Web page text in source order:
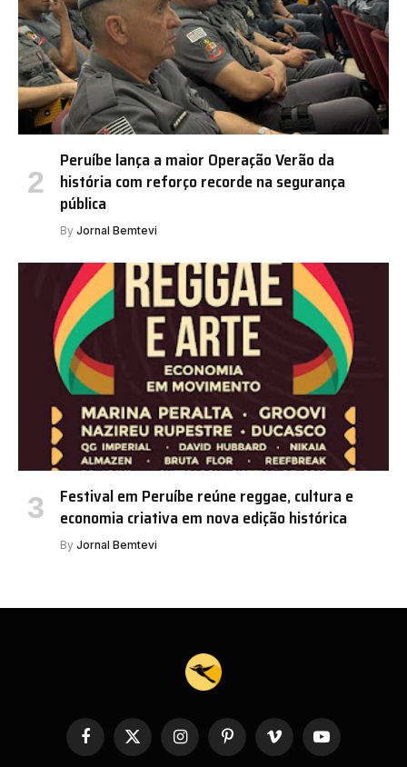
Peruíbe lança a maior Operação Verão da
história com reforço recorde na segurança
pública
By Jornal Bemtevi
Festival em Peruíbe reúne reggae, cultura e
economia criativa em nova edição histórica
By Jornal Bemtevi
Facebook
X
(Twitter)
InstagramPinterestVimeo YouTube